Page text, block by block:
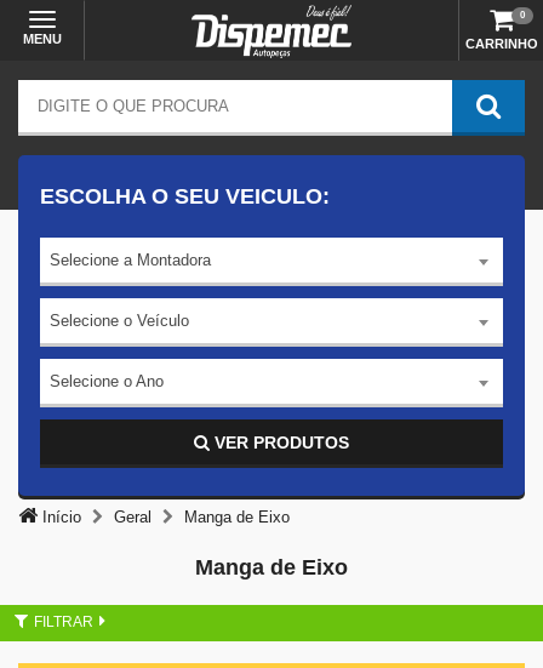
MENU CARRINHO
0
ESCOLHA O SEU VEICULO:
Selecione a Montadora
Selecione o Veículo
Selecione o Ano
VER PRODUTOS
Início Geral Manga de Eixo
Manga de Eixo
FILTRAR